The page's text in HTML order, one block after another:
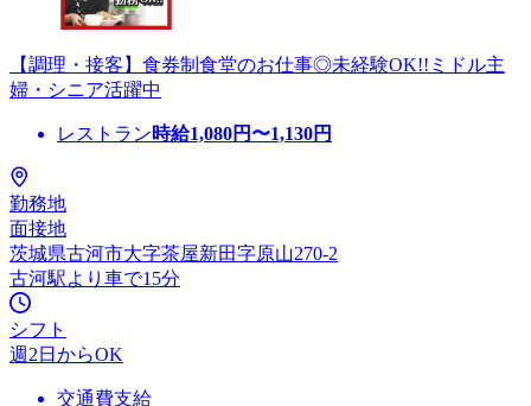
【調理・接客】食券制食堂のお仕事◎未経験OK!!ミドル主
婦・シニア活躍中
レストラン時給1,080円〜1,130円
勤務地
面接地
茨城県古河市大字茶屋新田字原山270-2
古河駅より車で15分
シフト
週2日からOK
交通費支給